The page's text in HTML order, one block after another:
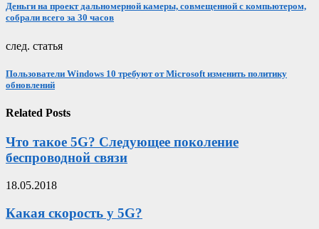
Деньги на проект дальномерной камеры, совмещенной с компьютером,
собрали всего за 30 часов
след. статья
Пользователи Windows 10 требуют от Microsoft изменить политику
обновлений
Related Posts
Что такое 5G? Следующее поколение
беспроводной связи
18.05.2018
Какая скорость у 5G?